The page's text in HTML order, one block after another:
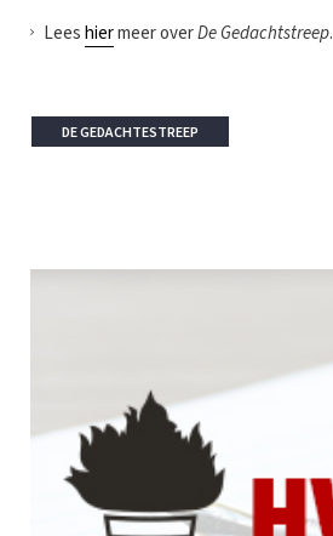
Leeshiermeer overDe Gedachtstreep.
DE GEDACHTESTREEP